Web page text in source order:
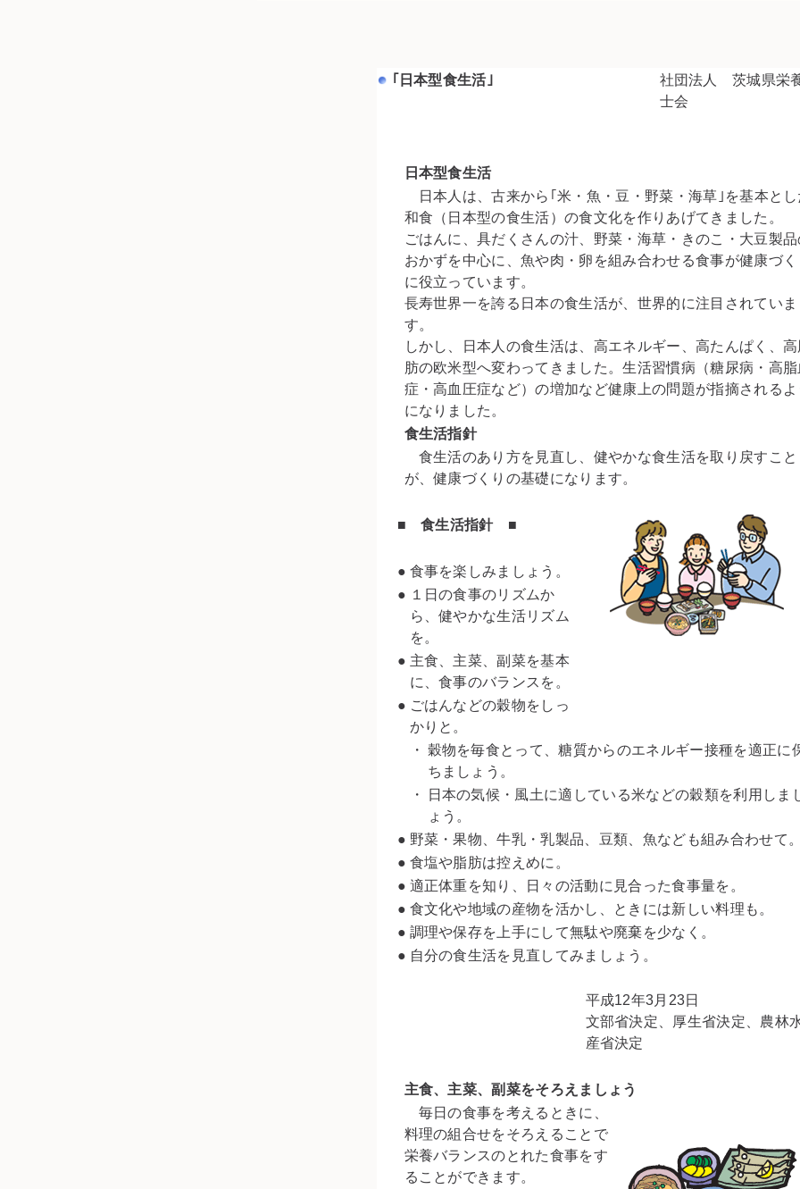
｢日本型食生活｣
社団法人 茨城県栄
士会
日本型食生活
日本人は、古来から｢米・魚・豆・野菜・海草｣を基本と
和食（日本型の食生活）の食文化を作りあげてきました。
ごはんに、具だくさんの汁、野菜・海草・きのこ・大豆製
おかずを中心に、魚や肉・卵を組み合わせる食事が健康づ
に役立っています。
長寿世界一を誇る日本の食生活が、世界的に注目されていま
す。
しかし、日本人の食生活は、高エネルギー、高たんぱく、
肪の欧米型へ変わってきました。生活習慣病（糖尿病・高
症・高血圧症など）の増加など健康上の問題が指摘されるよ
になりました。
食生活指針
食生活のあり方を見直し、健やかな食生活を取り戻すこと
が、健康づくりの基礎になります。
■食生活指針 ■
● 食事を楽しみましょう。
● １日の食事のリズムか
ら、健やかな生活リズム
を。
● 主食、主菜、副菜を基本
に、食事のバランスを。
● ごはんなどの穀物をしっ
かりと。
・ 穀物を毎食とって、糖質からのエネルギー接種を適正に
ちましょう。
・
日本の気候・風土に適している米などの穀類を利用しま
ょう。
● 野菜・果物、牛乳・乳製品、豆類、魚なども組み合わせて
● 食塩や脂肪は控えめに。
● 適正体重を知り、日々の活動に見合った食事量を。
● 食文化や地域の産物を活かし、ときには新しい料理も。
● 調理や保存を上手にして無駄や廃棄を少なく。
● 自分の食生活を見直してみましょう。
平成12年3月23日
文部省決定、厚生省決定、農林
産省決定
主食、主菜、副菜をそろえましょう
毎日の食事を考えるときに、
料理の組合せをそろえることで
栄養バランスのとれた食事をす
ることができます。